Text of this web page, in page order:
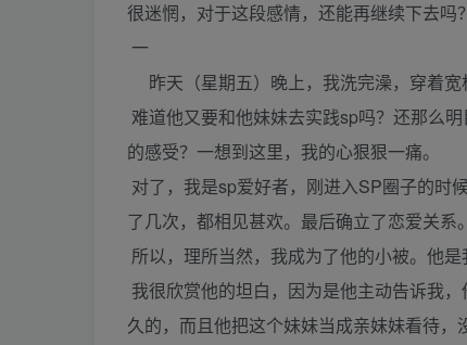
很迷惘，对于这段感情，还能再继续下去吗
一
昨天（星期五）晚上，我洗完澡，穿着宽
难道他又要和他妹妹去实践sp吗？还那么
的感受？一想到这里，我的心狠狠一痛。
对了，我是sp爱好者，刚进入SP圈子的时
了几次，都相见甚欢。最后确立了恋爱关系。
所以，理所当然，我成为了他的小被。他
我很欣赏他的坦白，因为是他主动告诉我
久的，而且他把这个妹妹当成亲妹妹看待